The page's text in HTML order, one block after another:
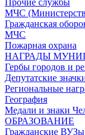
Прочие службы
МЧС
Гражданская
МЧС
Пожарная охрана
НАГРАДЫ
Гербы городов и
Депутатские
Региональные
География
Медали и знаки
ОБРАЗОВАНИЕ
Гражданские ВУЗы